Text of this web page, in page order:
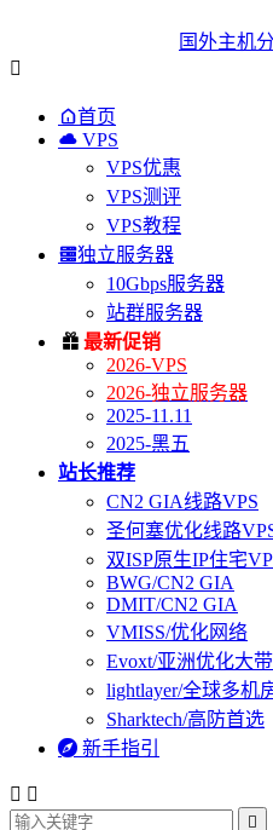
国外主机

首页
 VPS
VPS优惠
VPS测评
VPS教程
独立服务器
10Gbps服务器
站群服务器
 最新促销
2026-VPS
2026-独立服务器
2025-11.11
2025-黑五
站长推荐
CN2 GIA线路VPS
圣何塞优化线路
双ISP原生IP住宅
BWG/CN2 GIA
DMIT/CN2 GIA
VMISS/优化网络
Evoxt/亚洲优化大
lightlayer/全球多机
Sharktech/高防首选
 新手指引
 
